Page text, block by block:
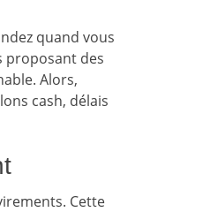
quand vous
proposant des
Alors,
cash, délais
Cette